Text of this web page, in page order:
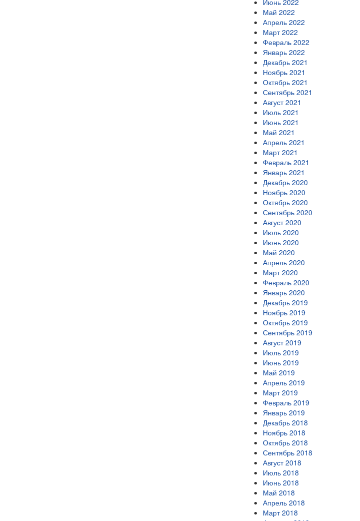
Июнь 2022
Май 2022
Апрель 2022
Март 2022
Февраль 2022
Январь 2022
Декабрь 2021
Ноябрь 2021
Октябрь 2021
Сентябрь 2021
Август 2021
Июль 2021
Июнь 2021
Май 2021
Апрель 2021
Март 2021
Февраль 2021
Январь 2021
Декабрь 2020
Ноябрь 2020
Октябрь 2020
Сентябрь 2020
Август 2020
Июль 2020
Июнь 2020
Май 2020
Апрель 2020
Март 2020
Февраль 2020
Январь 2020
Декабрь 2019
Ноябрь 2019
Октябрь 2019
Сентябрь 2019
Август 2019
Июль 2019
Июнь 2019
Май 2019
Апрель 2019
Март 2019
Февраль 2019
Январь 2019
Декабрь 2018
Ноябрь 2018
Октябрь 2018
Сентябрь 2018
Август 2018
Июль 2018
Июнь 2018
Май 2018
Апрель 2018
Март 2018